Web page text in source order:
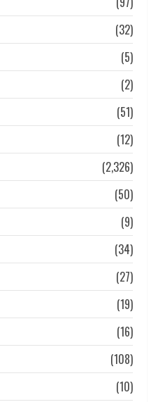
(32)
(5)
(2)
(51)
(12)
(2,326)
(50)
(9)
(34)
(27)
(19)
(16)
(108)
(10)